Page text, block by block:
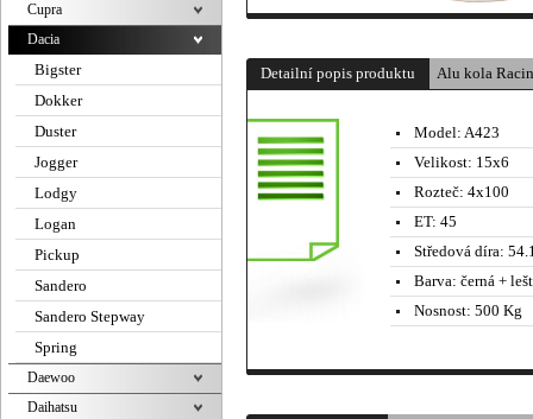
Detailní popis produktu Alu kola
Model: A423
Velikost: 15x6
Rozteč: 4x100
ET: 45
Středová díra:
Barva: černá +
Nosnost: 500 Kg
Cupra
Dacia
Bigster
Dokker
Duster
Jogger
Lodgy
Logan
Pickup
Sandero
Sandero Stepway
Spring
Daewoo
Daihatsu